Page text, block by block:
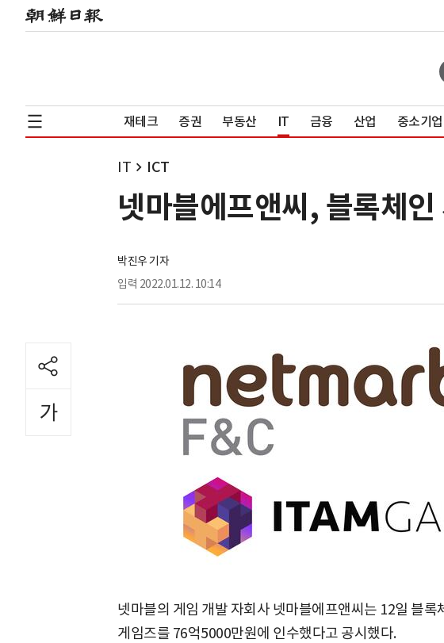
재테크 증권 부동산 IT 금융 산업 중소기
IT ICT
넷마블에프앤씨, 블록체
박진우 기자
입력 2022.01.12. 10:14
넷마블의 게임 개발 자회사 넷마블에프앤씨는 12일 블록
게임즈를 76억5000만원에 인수했다고 공시했다.